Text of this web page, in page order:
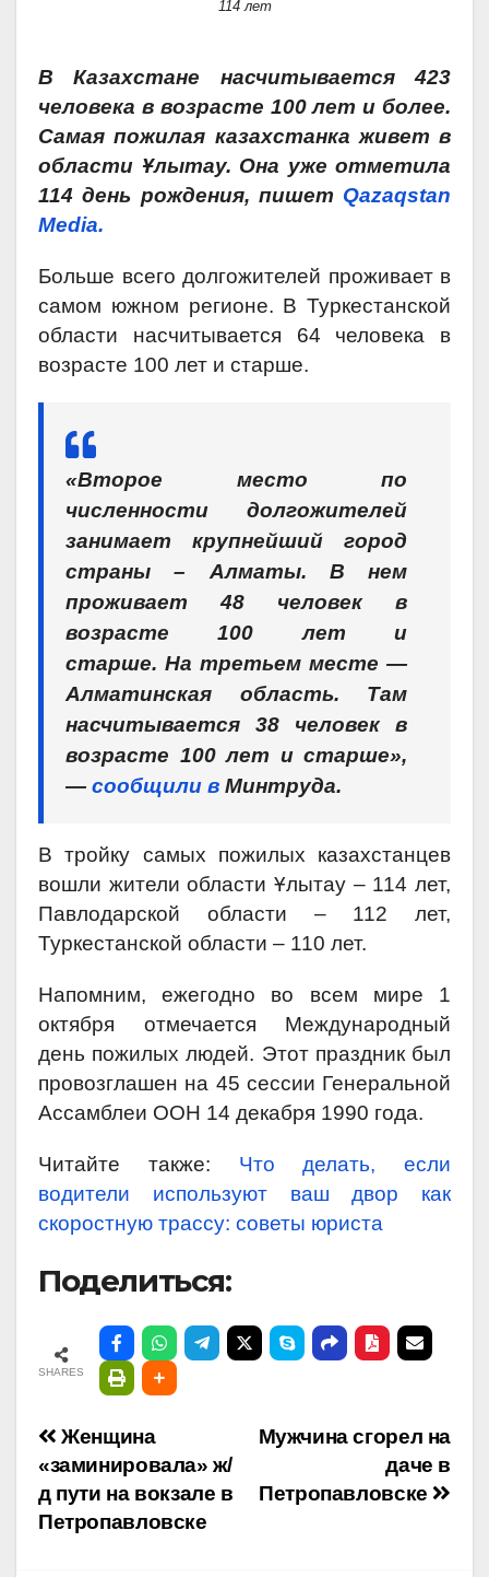
114 лет
В Казахстане насчитывается 423
человека в возрасте 100 лет и более.
Самая пожилая казахстанка живет в
области Ұлытау. Она уже отметила
114 день рождения, пишет Qazaqstan
Media.
Больше всего долгожителей проживает в
самом южном регионе. В Туркестанской
области насчитывается 64 человека в
возрасте 100 лет и старше.
«Второе место по
численности долгожителей
занимает крупнейший город
страны – Алматы. В нем
проживает 48 человек в
возрасте 100 лет и
старше. На третьем месте —
Алматинская область. Там
насчитывается 38 человек в
возрасте 100 лет и старше»,
— сообщили в Минтруда.
В тройку самых пожилых казахстанцев
вошли жители области Ұлытау – 114 лет,
Павлодарской области – 112 лет,
Туркестанской области – 110 лет.
Напомним, ежегодно во всем мире 1
октября отмечается Международный
день пожилых людей. Этот праздник был
провозглашен на 45 сессии Генеральной
Ассамблеи ООН 14 декабря 1990 года.
Читайте также: Что делать, если
водители используют ваш двор как
скоростную трассу: советы юриста
Поделиться:
SHARES
Навигация
по
записям
Мужчина сгорел на
даче в
Петропавловске
Женщина
«заминировала» ж/
д пути на вокзале в
Петропавловске